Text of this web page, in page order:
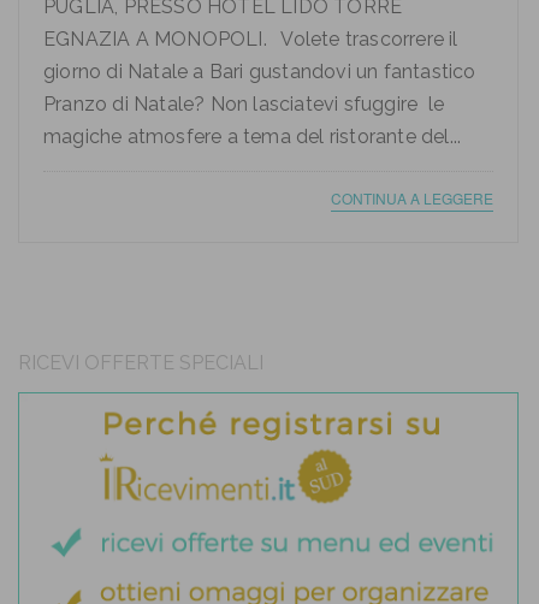
PUGLIA, PRESSO HOTEL LIDO TORRE
EGNAZIA A MONOPOLI. Volete trascorrere il
giorno di Natale a Bari gustandovi un fantastico
Pranzo di Natale? Non lasciatevi sfuggire le
magiche atmosfere a tema del ristorante del...
CONTINUA A LEGGERE
RICEVI OFFERTE SPECIALI